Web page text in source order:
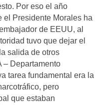
Por eso el año
el Presidente Morales ha
de EEUU, al
tuvo que dejar el
salida de otros
– Departamento
tarea fundamental era la
pero
que estaban